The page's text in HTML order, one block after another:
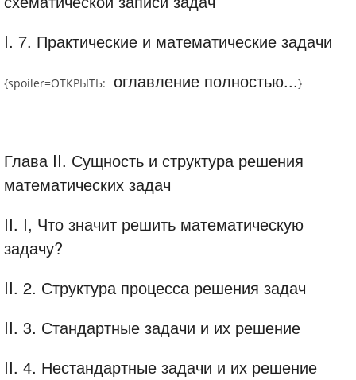
I. 7. Практические и математические задачи
{spoiler=ОТКРЫТЬ: оглавление полностью...}
Глава II. Сущность и структура решения
математических задач
II. I, Что значит решить математическую
задачу?
II. 2. Структура процесса решения задач
II. 3. Стандартные задачи и их решение
II. 4. Нестандартные задачи и их решение